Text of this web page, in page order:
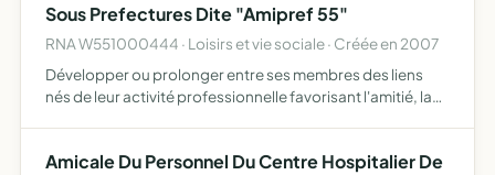
Sous Prefectures Dite "Amipref 55"
RNA W551000444 · Loisirs et vie sociale · Créée en 2007
Développer ou prolonger entre ses membres des liens
nés de leur activité professionnelle favorisant l'amitié, la
Amicale Du Personnel Du Centre Hospitalier De